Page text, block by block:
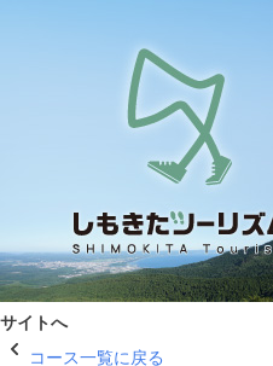
サイトへ
コース一覧に戻る